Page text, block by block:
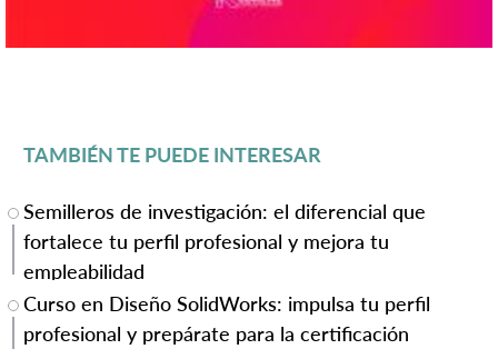
TAMBIÉN TE PUEDE INTERESAR
Semilleros de investigación: el diferencial que
fortalece tu perfil profesional y mejora tu
empleabilidad
Curso en Diseño SolidWorks: impulsa tu perfil
profesional y prepárate para la certificación